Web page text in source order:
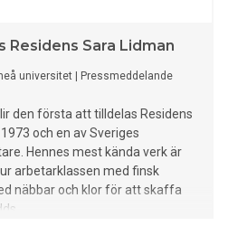
Residens Sara Lidman
universitet Pressmeddelande
den första att tilldelas Residens
och en av Sveriges
Hennes mest kända verk är
arbetarklassen med finsk
näbbar och klor för att skaffa